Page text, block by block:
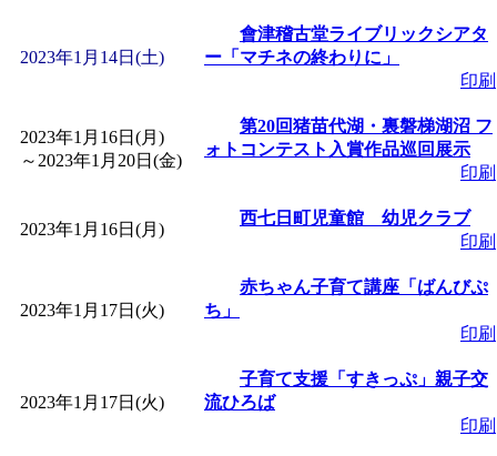
2023年1月14日(土)
會津稽古堂ライブリックシアタ
ー「マチネの終わりに」
印刷
2023年1月16日(月)
～ 2023年1月20日(金)
第20回猪苗代湖・裏磐梯湖沼 フ
ォトコンテスト入賞作品巡回展示
印刷
2023年1月16日(月)
西七日町児童館 幼児クラブ
印刷
2023年1月17日(火)
赤ちゃん子育て講座「ばんびぷ
ち」
印刷
2023年1月17日(火)
子育て支援「すきっぷ」親子交
流ひろば
印刷